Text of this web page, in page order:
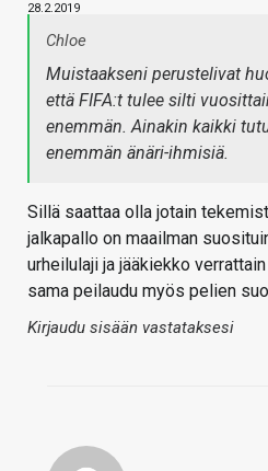
28.2.2019
Chloe
Muistaakseni perustelivat
että FIFA:t tulee silti
enemmän. Ainakin kaikki
enemmän änäri-ihmisiä.
Sillä saattaa olla jotain
jalkapallo on maailman
urheilulaji ja jääkiekko
sama peilaudu myös pelien
Kirjaudu sisään vastataksesi